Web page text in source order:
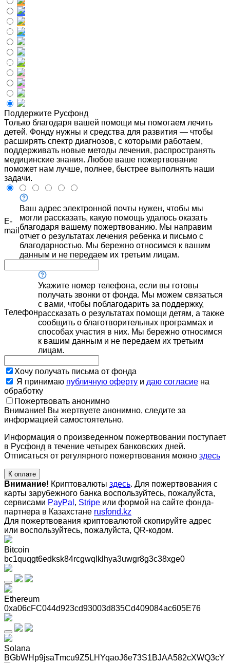
Поддержите Русфонд
Только благодаря вашей помощи мы помогаем лечить
детей. Фонду нужны и средства для развития — чтобы
расширять спектр диагнозов, с которыми работаем,
поддерживать новые методы лечения, распространять
медицинские знания. Любое ваше пожертвование
поможет нам лучше, полнее, быстрее выполнять наши
задачи.
E-
mail
Ваш адрес электронной почты нужен, чтобы мы
могли рассказать, какую помощь удалось оказать
благодаря вашему пожертвованию. Мы направим
отчет о результатах лечения ребенка и письмо с
благодарностью. Мы бережно относимся к вашим
данным и не передаем их третьим лицам.
Телефон
Укажите номер телефона, если вы готовы
получать звонки от фонда. Мы можем связаться
с вами, чтобы поблагодарить за поддержку,
рассказать о результатах помощи детям, а также
сообщить о благотворительных программах и
способах участия в них. Мы бережно относимся
к вашим данным и не передаем их третьим
лицам.
Хочу получать письма от фонда
Я принимаю публичную оферту и даю согласие на
обработку
Пожертвовать анонимно
Внимание! Вы жертвуете анонимно, следите за
информацией самостоятельно.
Информация о произведенном пожертвовании поступает
в Русфонд в течение четырех банковских дней.
Отписаться от регулярного пожертвования можно здесь
К оплате
Внимание! Криптовалюты здесь. Для пожертвования с
карты зарубежного банка воспользуйтесь, пожалуйста,
сервисами PayPal , Stripe или формой на сайте фонда-
партнера в Казахстане rusfond.kz
Для пожертвования криптовалютой скопируйте адрес
или воспользуйтесь, пожалуйста, QR-кодом.
Bitcoin
bc1quqgt6edksk84rcgwqlklhya3uwgr8g3c38xge0
Ethereum
0xa06cFC044d923cd93003d835Cd409084ac605E76
Solana
BGbWHp9jsaTmcu9Z5LHYqaoJ6e73S1BJAA582cXWQ3cY